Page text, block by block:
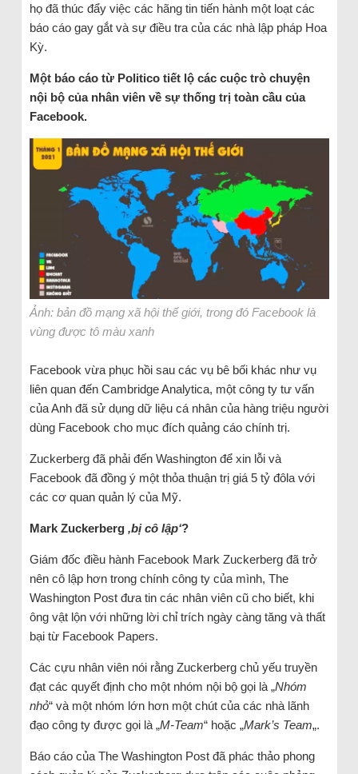
họ đã thúc đẩy việc các hãng tin tiến hành một loạt các
báo cáo gay gắt và sự điều tra của các nhà lập pháp Hoa
Kỳ.
Một báo cáo từ Politico tiết lộ các cuộc trò chuyện
nội bộ của nhân viên về sự thống trị toàn cầu của
Facebook.
Ảnh: bản đồ mạng xã hội thế giới, trong đó Facebook là
vùng được tô màu xanh
Facebook vừa phục hồi sau các vụ bê bối khác như vụ
liên quan đến Cambridge Analytica, một công ty tư vấn
của Anh đã sử dụng dữ liệu cá nhân của hàng triệu người
dùng Facebook cho mục đích quảng cáo chính trị.
Zuckerberg đã phải đến Washington để xin lỗi và
Facebook đã đồng ý một thỏa thuận trị giá 5 tỷ đôla với
các cơ quan quản lý của Mỹ.
Mark Zuckerberg ‚bị cô lập‘?
Giám đốc điều hành Facebook Mark Zuckerberg đã trở
nên cô lập hơn trong chính công ty của mình, The
Washington Post đưa tin các nhân viên cũ cho biết, khi
ông vật lộn với những lời chỉ trích ngày càng tăng và thất
bại từ Facebook Papers.
Các cựu nhân viên nói rằng Zuckerberg chủ yếu truyền
đạt các quyết định cho một nhóm nội bộ gọi là „Nhóm
nhỏ“ và một nhóm lớn hơn một chút của các nhà lãnh
đạo công ty được gọi là „M-Team“ hoặc „Mark’s Team„.
Báo cáo của The Washington Post đã phác thảo phong